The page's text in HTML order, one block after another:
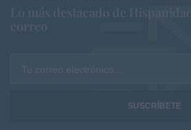
Lo más destacado de
correo
Tu correo electrónico...